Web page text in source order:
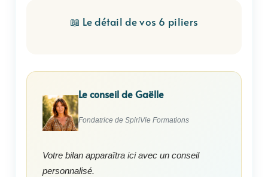
📖 Le détail de vos 6 piliers
Le conseil de Gaëlle
Fondatrice de SpiriVie Formations
Votre bilan apparaîtra ici avec un conseil
personnalisé.